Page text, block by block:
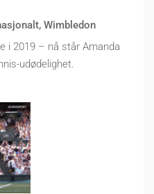
, Wimbledon
i 2019 – nå står Amanda
udødelighet.